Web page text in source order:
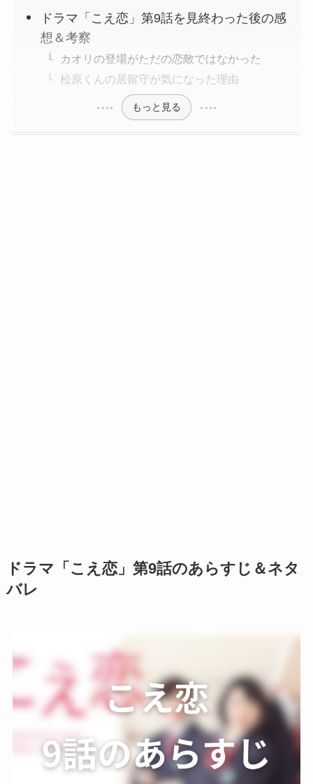
ドラマ「こえ恋」第9話を見終わった後の感
想＆考察
カオリの登場がただの恋敵ではなかった
松原くんの居留守が気になった理由
もっと見る
ドラマ「こえ恋」第9話のあらすじ＆ネタ
バレ